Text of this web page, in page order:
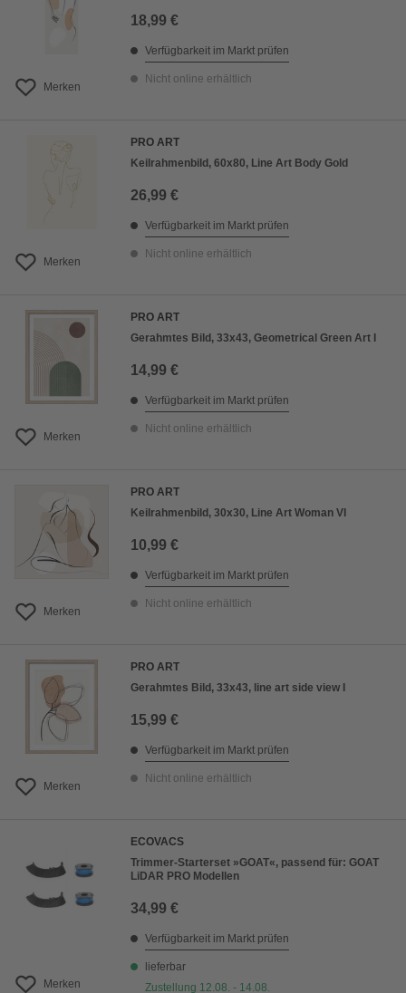
Merken
18,99 €
Verfügbarkeit im Markt prüfen
Nicht online erhältlich
Merken
PRO ART
Keilrahmenbild, 60x80, Line Art Body Gold
26,99 €
Verfügbarkeit im Markt prüfen
Nicht online erhältlich
Merken
PRO ART
Gerahmtes Bild, 33x43, Geometrical Green Art I
14,99 €
Verfügbarkeit im Markt prüfen
Nicht online erhältlich
Merken
PRO ART
Keilrahmenbild, 30x30, Line Art Woman VI
10,99 €
Verfügbarkeit im Markt prüfen
Nicht online erhältlich
Merken
PRO ART
Gerahmtes Bild, 33x43, line art side view I
15,99 €
Verfügbarkeit im Markt prüfen
Nicht online erhältlich
Merken
ECOVACS
Trimmer-Starterset »GOAT«, passend für: GOAT
LiDAR PRO Modellen
34,99 €
Verfügbarkeit im Markt prüfen
lieferbar
Zustellung 12.08. - 14.08.